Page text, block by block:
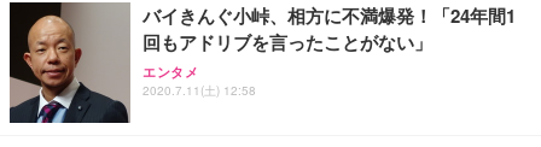
バイきんぐ小峠、相方に不満爆発！「24年間1
回もアドリブを言ったことがない」
エンタメ
2020.7.11(土) 12:58